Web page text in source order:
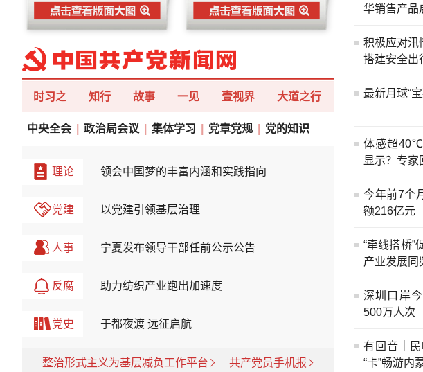
时习之 知行 故事 一见 壹视界 大道之行
中央全会 政治局会议 集体学习 党章党规 党的知识
理论 领会中国梦的丰富内涵和实践指向
党建 以党建引领基层治理
人事 宁夏发布领导干部任前公示公告
反腐 助力纺织产业跑出加速度
党史 于都夜渡 远征启航
整治形式主义为基层减负工作平台 共产党员手机报
华销售产品
积极应对汛
搭建安全出
最新月球“
体感超
显示？专家
今年前7个
额216亿元
“牵线搭桥”
产业发展同
深圳口岸
500万人次
有回音｜
“卡”畅游内